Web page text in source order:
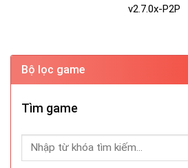
v2.7.0x-P2P
Bộ lọc game
Tìm game